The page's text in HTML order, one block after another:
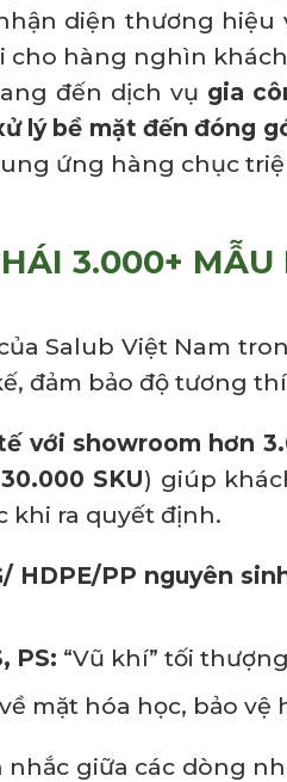
diện thương hiệu
cho hàng nghìn
đến dịch vụ gia
lý bề mặt đến đóng
ứng hàng chục
3.000+
Salub Việt Nam
đảm bảo độ tương
với showroom hơn
SKU) giúp
khi ra quyết định.
HDPE/PP nguyên
PS: “Vũ khí” tối
mặt hóa học, bảo
giữa các dòng